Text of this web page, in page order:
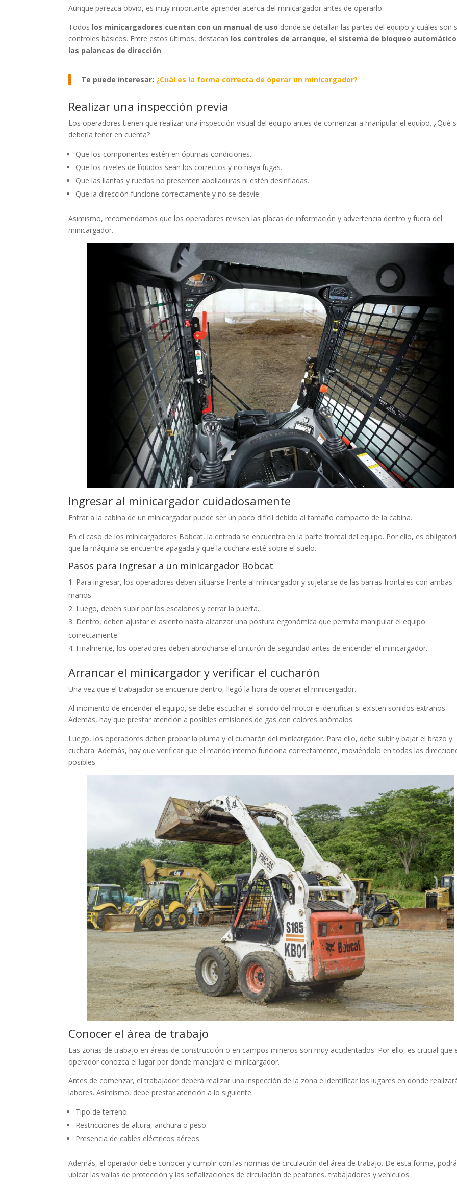
Aunque parezca obvio, es muy importante aprender acerca del minicargador antes de operarlo.
Todos los minicargadores cuentan con un manual de uso donde se detallan las partes del equipo y cuáles son
controles básicos. Entre estos últimos, destacan los controles de arranque, el sistema de bloqueo
las palancas de dirección.
Te puede interesar: ¿Cuál es la forma correcta de operar un minicargador?
Realizar una inspección previa
Los operadores tienen que realizar una inspección visual del equipo antes de comenzar a manipular el equipo. ¿Qué
debería tener en cuenta?
Que los componentes estén en óptimas condiciones.
Que los niveles de líquidos sean los correctos y no haya fugas.
Que las llantas y ruedas no presenten abolladuras ni estén desinfladas.
Que la dirección funcione correctamente y no se desvíe.
Asimismo, recomendamos que los operadores revisen las placas de información y advertencia dentro y fuera del
minicargador.
Ingresar al minicargador cuidadosamente
Entrar a la cabina de un minicargador puede ser un poco difícil debido al tamaño compacto de la cabina.
En el caso de los minicargadores Bobcat, la entrada se encuentra en la parte frontal del equipo. Por ello, es
que la máquina se encuentre apagada y que la cuchara esté sobre el suelo.
Pasos para ingresar a un minicargador Bobcat
Para ingresar, los operadores deben situarse frente al minicargador y sujetarse de las barras frontales con ambas
manos.
Luego, deben subir por los escalones y cerrar la puerta.
Dentro, deben ajustar el asiento hasta alcanzar una postura ergonómica que permita manipular el equipo
correctamente.
Finalmente, los operadores deben abrocharse el cinturón de seguridad antes de encender el minicargador.
Arrancar el minicargador y verificar el cucharón
Una vez que el trabajador se encuentre dentro, llegó la hora de operar el minicargador.
Al momento de encender el equipo, se debe escuchar el sonido del motor e identificar si existen sonidos extraños.
Además, hay que prestar atención a posibles emisiones de gas con colores anómalos.
Luego, los operadores deben probar la pluma y el cucharón del minicargador. Para ello, debe subir y bajar el brazo y
cuchara. Además, hay que verificar que el mando interno funciona correctamente, moviéndolo en todas las
posibles.
Conocer el área de trabajo
Las zonas de trabajo en áreas de construcción o en campos mineros son muy accidentados. Por ello, es crucial que
operador conozca el lugar por donde manejará el minicargador.
Antes de comenzar, el trabajador deberá realizar una inspección de la zona e identificar los lugares en donde
labores. Asimismo, debe prestar atención a lo siguiente:
Tipo de terreno.
Restricciones de altura, anchura o peso.
Presencia de cables eléctricos aéreos.
Además, el operador debe conocer y cumplir con las normas de circulación del área de trabajo. De esta forma, podrá
ubicar las vallas de protección y las señalizaciones de circulación de peatones, trabajadores y vehículos.